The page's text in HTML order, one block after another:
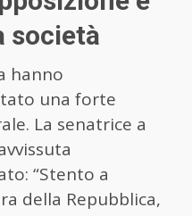
società
hanno
una forte
La senatrice a
“Stento a
della Repubblica,